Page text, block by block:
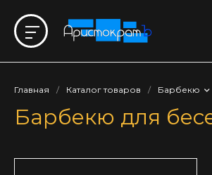
Главная / Каталог товаров / Барбекю
Барбекю для